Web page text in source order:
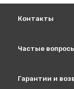
Контакты
Частые
Гарантии и